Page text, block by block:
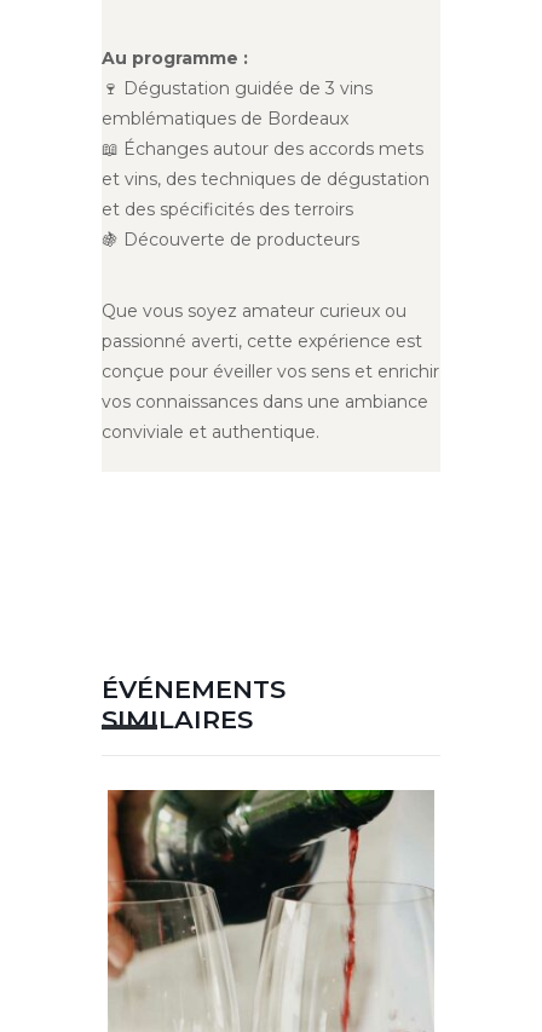
Au programme :
🍷 Dégustation guidée de 3 vins
emblématiques de Bordeaux
📖 Échanges autour des accords mets
et vins, des techniques de dégustation
et des spécificités des terroirs
🍇 Découverte de producteurs
Que vous soyez amateur curieux ou
passionné averti, cette expérience est
conçue pour éveiller vos sens et enrichir
vos connaissances dans une ambiance
conviviale et authentique.
ÉVÉNEMENTS
SIMILAIRES